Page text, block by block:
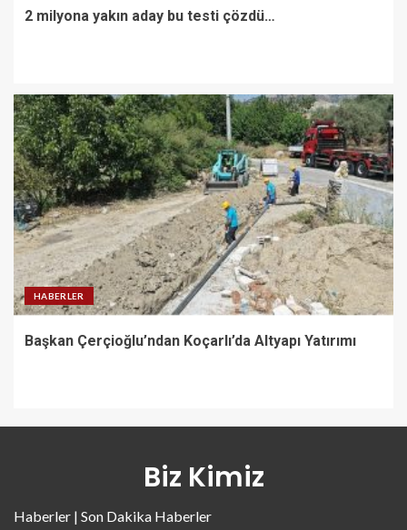
2 milyona yakın aday bu testi çözdü…
HABERLER
Başkan Çerçioğlu’ndan Koçarlı’da Altyapı Yatırımı
Biz Kimiz
Haberler | Son Dakika Haberler